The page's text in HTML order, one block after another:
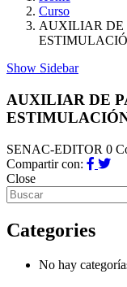
Curso
AUXILIAR DE
Show Sidebar
AUXILIAR DE
SENAC-EDITOR 0
Compartir con:
Close
Categories
No hay